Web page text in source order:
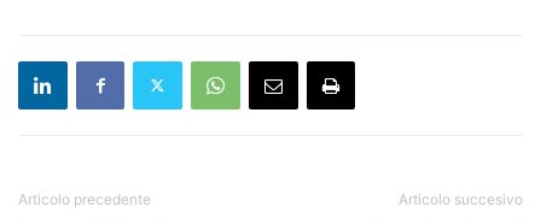
Articolo precedente Articolo succesivo